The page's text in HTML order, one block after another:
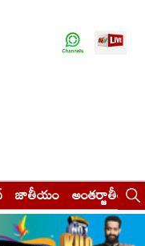
జాతీయం అంతర్జాతీయం